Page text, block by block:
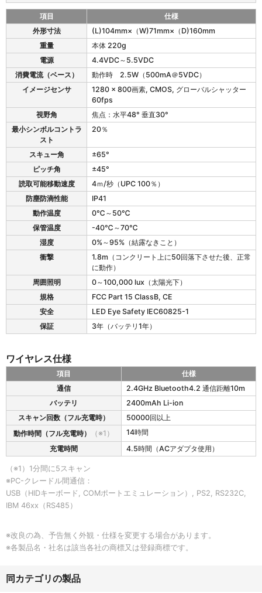
9
g
の
項目
仕様
外形寸法
(L)104mm×（W)71mm×（D)160mm
重量
本体 220g
電源
4.4VDC～5.5VDC
消費電流（ベース）
動作時 2.5W（500mA＠5VDC）
イメージセンサ
1280 x 800画素, CMOS, グローバルシャッター
60fps
視野角
焦点：水平48° 垂直30°
最小シンボルコントラ
スト
20％
スキュー角
±65°
ピッチ角
±45°
読取可能移動速度
4ｍ/秒（UPC 100％）
防塵防滴性能
IP41
動作温度
0℃～50℃
保管温度
-40℃～70℃
湿度
0%～95%（結露なきこと）
衝撃
1.8m（コンクリート上に50回落下させた後、正常
に動作）
周囲照明
0～100,000 lux（太陽光下）
規格
FCC Part 15 ClassB, CE
安全
LED Eye Safety IEC60825-1
保証
3年（バッテリ1年）
ワイヤレス仕様
9
g
イ
ヤ
レ
ス
仕
項目
仕様
通信
2.4GHz Bluetooth4.2 通信距離10m
バッテリ
2400mAh Li-ion
スキャン回数（フル充電時）
50000回以上
動作時間（フル充電時）
（※1）
14時間
充電時間
4.5時間（ACアダプタ使用）
（※1）1分間に5スキャン
※PC-クレードル間通信：
USB（HIDキーボード, COMポートエミュレーション）, PS2, RS232C,
IBM 46xx（RS485）
※改良の為、予告無く外観・仕様を変更する場合があります。
※各製品名・社名は該当各社の商標又は登録商標です。
同カテゴリの製品